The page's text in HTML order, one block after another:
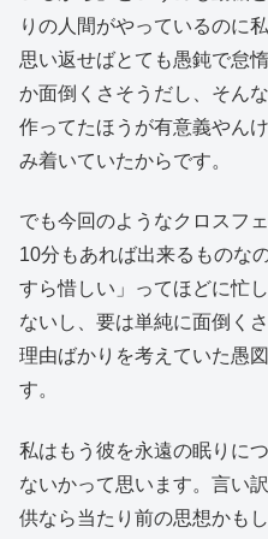
りの人間がやっているのに
思い返せばとても愚鈍で怠
か面倒くさそうだし、そん
作ってたほうが有意義やん
み着いていたからです。
でも今回のようなクロスフ
10分もあれば出来るものな
すら惜しい」ってほどに忙
ないし、要は単純に面倒く
理由ばかりを考えていた愚
す。
私はもう彼を永遠の眠りに
ないかって思います。言い
供なら当たり前の思想かも